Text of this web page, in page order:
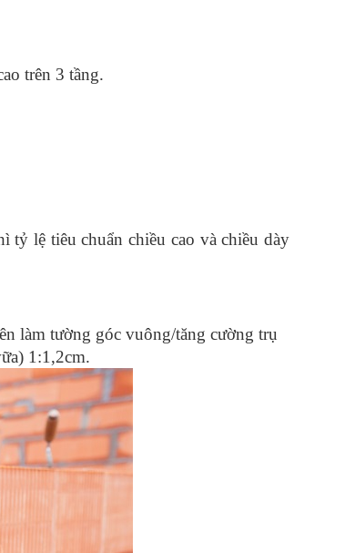
trên 3 tầng.
tỷ lệ tiêu chuẩn chiều cao và chiều dày
làm tường góc vuông/tăng cường trụ
1:1,2cm.